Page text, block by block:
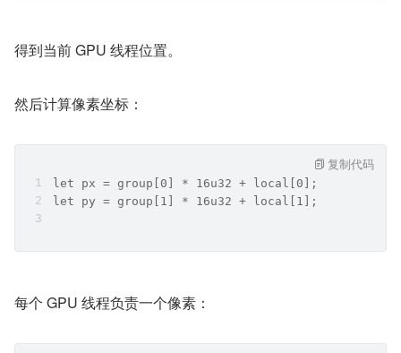
得到当前 GPU 线程位置。
然后计算像素坐标：
let px = group[0] * 16u32 + local[0];
let py = group[1] * 16u32 + local[1];
复制代码
每个 GPU 线程负责一个像素：